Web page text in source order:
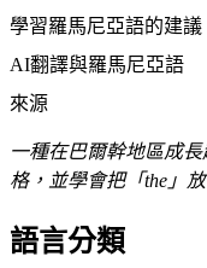
學習羅馬尼亞語的建議
AI翻譯與羅馬尼亞語
來源
一種在巴爾幹地區成
格，並學會把「the」
語言分類